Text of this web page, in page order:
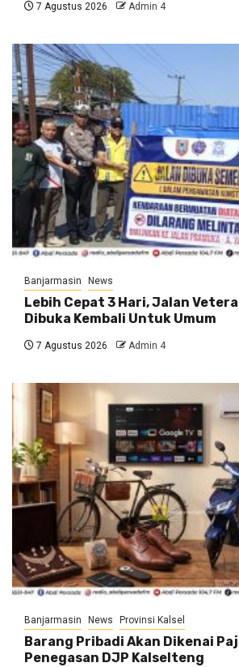
7 Agustus 2026 Admin 4
Banjarmasin News
Lebih Cepat 3 Hari, Jalan
Dibuka Kembali Untuk Umum
7 Agustus 2026 Admin 4
Banjarmasin News Provinsi Kalsel
Barang Pribadi Akan Dikenai
Penegasan DJP Kalselteng